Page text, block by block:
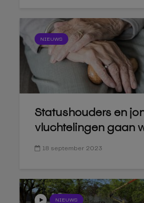
NIEUWS
Statushouders en
vluchtelingen gaan
18 september 2023
NIEUWS